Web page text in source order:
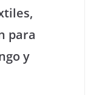
para
y